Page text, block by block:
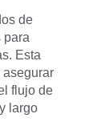
de
para
Esta
asegurar
flujo de
largo